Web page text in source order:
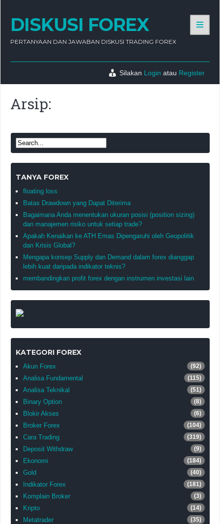
DISKUSI FOREX
PERTANYAAN DAN JAWABAN DISKUSI TRADING FOREX
Silakan Login atau Register
Arsip:
TANYA FOREX
floating loss
Batas Drawdown yang Dapat Diterima
Bagaimana Anda menentukan ukuran posisi (position sizing)
dan manajemen risiko untuk setiap trade?
Apakah Kenaikan ke ATH Emas Dipengaruhi oleh Geopolitik
dan Krisis Global?
Mengapa konsep Supply dan Demand dalam forex dianggap
lebih kuat daripada indikator teknis?
membandingkan profit forex dengan instrumen investasi lain
KATEGORI FOREX
Akun Forex (92)
Analisa Fundamental (115)
Analisa Teknikal (51)
Binary Option (8)
Blokir Akses (6)
Broker Forex (104)
Cara Trading (319)
Deposit Withdraw (9)
Ekonomi (184)
Gold (40)
Indikator Forex (181)
Komplain Broker (3)
Kripto (14)
Metatrader (35)